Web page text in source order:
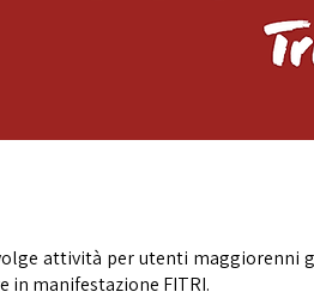
attività per utenti maggiorenni
in manifestazione FITRI.